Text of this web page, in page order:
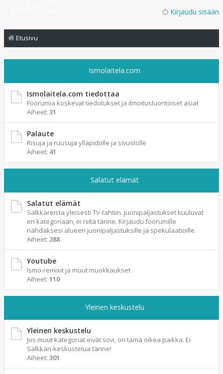
Kirjaudu sisään
Etusivu
Ismolaitela.com
Ismolaitela.com tiedottaa
Foorumia koskevat tiedotukset ja ilmoitusluontoiset asiat
Aiheet: 31
Palaute
Risuja ja ruusuja ylläpidolle ja sivustolle
Aiheet: 41
Salatut elämät
Salatut elämät
Salkkareista yleisesti TV-tahtiin. Juonipaljastukset kuuluvat
eri kategoriaan, ei niitä tänne. Kirjaudu foorumille
nähdäksesi alueen juonipaljastuksille ja spekulaatioille.
Aiheet: 288
Youtube
Ismo-remixit ja muut muokkaukset
Aiheet: 110
Yleinen keskustelu
Yleinen keskustelu
Jos muut kategoriat eivät sovi, on tämä oikea paikka. Ei
Salkkari-keskustelua tänne!
Aiheet: 301